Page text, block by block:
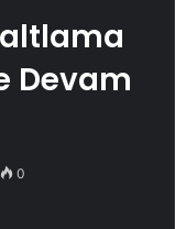
Devam
0